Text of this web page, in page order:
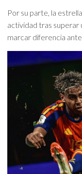
Por su parte, la
actividad tras superar
marcar diferencia